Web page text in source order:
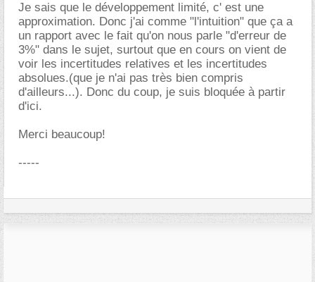
Je sais que le développement limité, c' est une
approximation. Donc j'ai comme "l'intuition" que ça a
un rapport avec le fait qu'on nous parle "d'erreur de
3%" dans le sujet, surtout que en cours on vient de
voir les incertitudes relatives et les incertitudes
absolues.(que je n'ai pas très bien compris
d'ailleurs...). Donc du coup, je suis bloquée à partir
d'ici.
Merci beaucoup!
-----